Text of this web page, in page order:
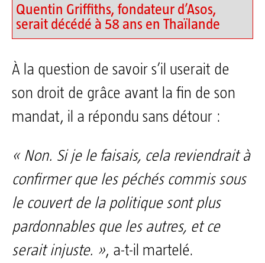
Quentin Griffiths, fondateur d’Asos,
serait décédé à 58 ans en Thaïlande
À la question de savoir s’il userait de
son droit de grâce avant la fin de son
mandat, il a répondu sans détour :
« Non. Si je le faisais, cela reviendrait à
confirmer que les péchés commis sous
le couvert de la politique sont plus
pardonnables que les autres, et ce
serait injuste. », a-t-il martelé.